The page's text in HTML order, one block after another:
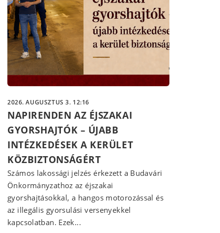
2026. AUGUSZTUS 3. 12:16
NAPIRENDEN AZ ÉJSZAKAI
GYORSHAJTÓK – ÚJABB
INTÉZKEDÉSEK A KERÜLET
KÖZBIZTONSÁGÉRT
Számos lakossági jelzés érkezett a Budavári
Önkormányzathoz az éjszakai
gyorshajtásokkal, a hangos motorozással és
az illegális gyorsulási versenyekkel
kapcsolatban. Ezek...